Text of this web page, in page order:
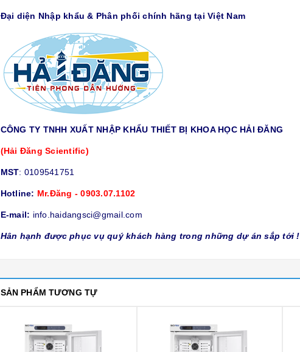
Đại diện Nhập khẩu & Phân phối chính hãng tại Việt Nam
CÔNG TY TNHH XUẤT NHẬP KHẨU THIẾT BỊ KHOA HỌC HẢI ĐĂNG
(Hải Đăng Scientific)
MST: 0109541751
Hotline: Mr.Đăng - 0903.07.1102
E-mail: info.haidangsci@gmail.com
Hân hạnh được phục vụ quý khách hàng trong những dự án sắp tới !
SẢN PHẨM TƯƠNG TỰ